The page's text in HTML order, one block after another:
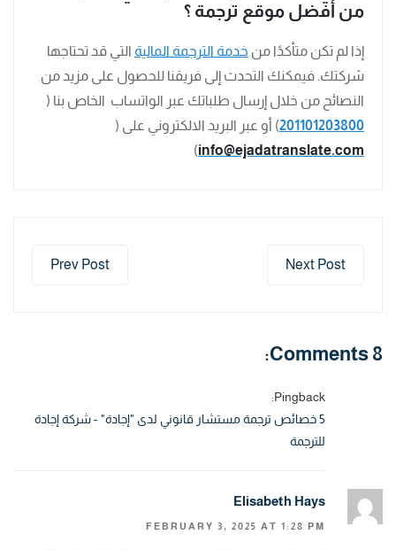
من أفضل موقع ترجمة ؟
إذا لم تكن متأكدًا من خدمة الترجمة المالية التي قد تحتاجها
شركتك. فيمكنك التحدث إلى فريقنا للحصول على مزيد من
النصائح من خلال إرسال طلباتك عبر الواتساب الخاص بنا (
201101203800) أو عبر البريد الالكتروني على (
info@ejadatranslate.com
)
Prev Post Next Post
8 Comments:
Pingback:
5 خصائص ترجمة مستشار قانوني لدى "إجادة" - شركة إجادة
للترجمة
Elisabeth Hays
FEBRUARY 3, 2025 AT 1:28 PM